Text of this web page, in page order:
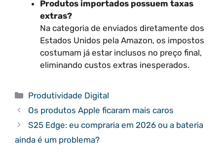
Produtos importados possuem taxas
extras?
Na categoria de enviados diretamente dos
Estados Unidos pela Amazon, os impostos
costumam já estar inclusos no preço final,
eliminando custos extras inesperados.
Categorias
Produtividade Digital
Os produtos Apple ficaram mais caros
S25 Edge: eu compraria em 2026 ou a bateria
ainda é um problema?